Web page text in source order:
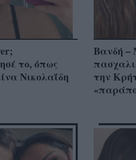
το, όπως
Νικολαΐδη
Βανδή –
την